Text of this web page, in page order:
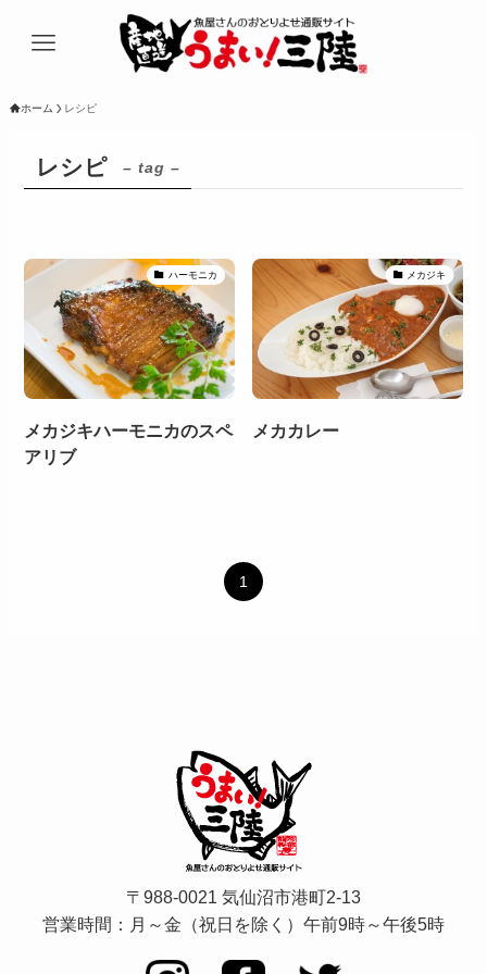
ホーム レシピ
レシピ – tag –
ハーモニカ
メカジキハーモニカのスペ
アリブ
メカジキ
メカカレー
1
〒988-0021 気仙沼市港町2-13
営業時間：月～金（祝日を除く） 午前9時～午後5時